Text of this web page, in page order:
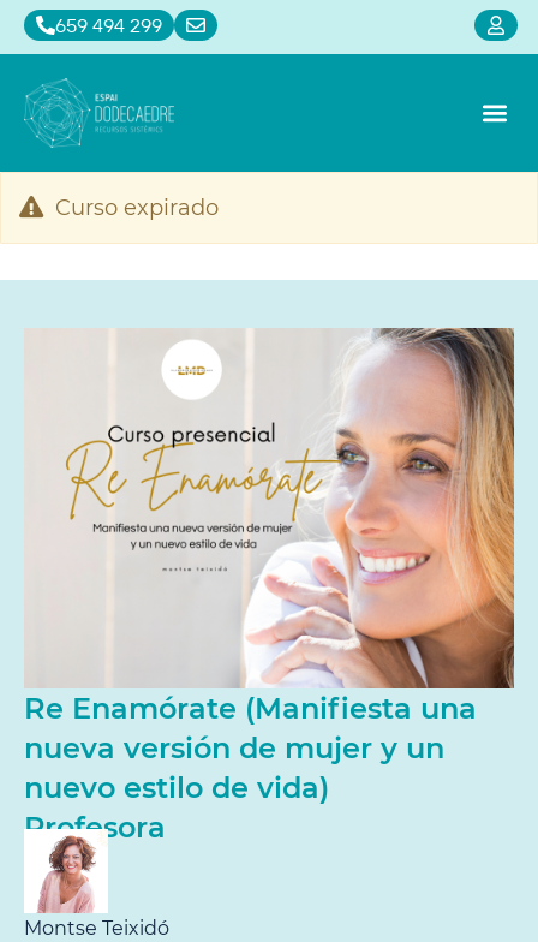
659 494 299
Curso expirado
Re Enamórate (Manifiesta una
nueva versión de mujer y un
nuevo estilo de vida)
Profesora
Montse Teixidó